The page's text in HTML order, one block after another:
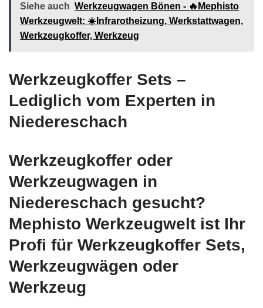
Siehe auch Werkzeugwagen Bönen - 🔥Mephisto
Werkzeugwelt: ☀️Infrarotheizung, Werkstattwagen,
Werkzeugkoffer, Werkzeug
Werkzeugkoffer Sets –
Lediglich vom Experten in
Niedereschach
Werkzeugkoffer oder
Werkzeugwagen in
Niedereschach gesucht?
Mephisto Werkzeugwelt ist Ihr
Profi für Werkzeugkoffer Sets,
Werkzeugwägen oder
Werkzeug